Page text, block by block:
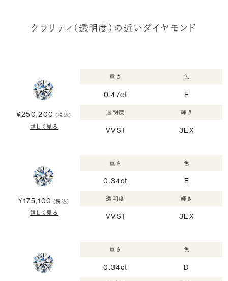
クラリティ（透明度）の近いダイヤモンド
¥250,200 (税込)
詳しく見る
重さ
0.47ct
色
E
透明度
VVS1
輝き
3EX
¥175,100 (税込)
詳しく見る
重さ
0.34ct
色
E
透明度
VVS1
輝き
3EX
重さ
0.34ct
色
D